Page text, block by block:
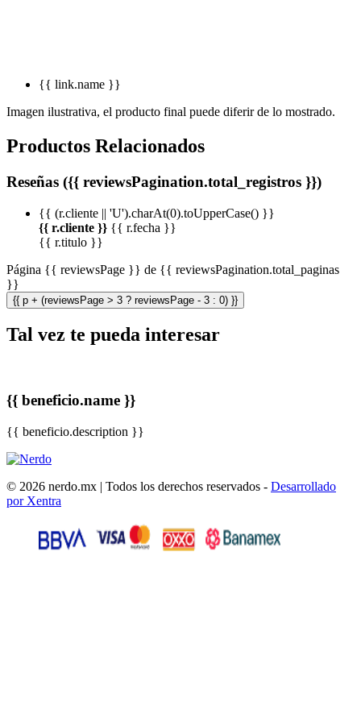
{{ link.name }}
Imagen ilustrativa, el producto final puede diferir de lo mostrado.
Productos Relacionados
Reseñas ({{ reviewsPagination.total_registros }})
{{ (r.cliente || 'U').charAt(0).toUpperCase() }}
{{ r.cliente }} {{ r.fecha }}
{{ r.titulo }}
Página {{ reviewsPage }} de {{ reviewsPagination.total_paginas
}}
{{ p + (reviewsPage > 3 ? reviewsPage - 3 : 0) }}
Tal vez te pueda interesar
{{ beneficio.name }}
{{ beneficio.description }}
© 2026 nerdo.mx | Todos los derechos reservados - Desarrollado
por Xentra